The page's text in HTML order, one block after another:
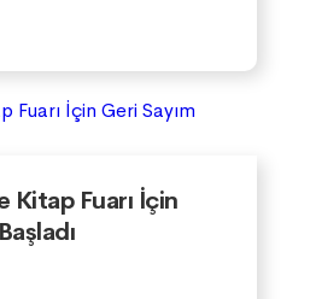
Kitap Fuarı İçin